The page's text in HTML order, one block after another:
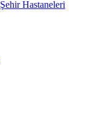
Hastaneleri